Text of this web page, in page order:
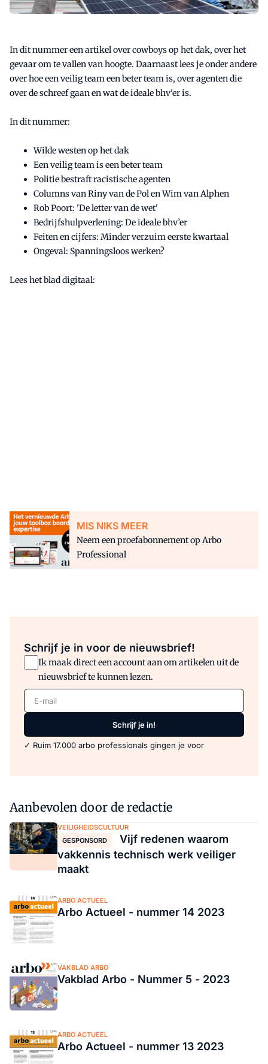
In dit nummer een artikel over cowboys op het dak, over het
gevaar om te vallen van hoogte. Daarnaast lees je onder andere
over hoe een veilig team een beter team is, over agenten die
over de schreef gaan en wat de ideale bhv'er is.
In dit nummer:
Wilde westen op het dak
Een veilig team is een beter team
Politie bestraft racistische agenten
Columns van Riny van de Pol en Wim van Alphen
Rob Poort: 'De letter van de wet'
Bedrijfshulpverlening: De ideale bhv’er
Feiten en cijfers: Minder verzuim eerste kwartaal
Ongeval: Spanningsloos werken?
Lees het blad digitaal:
MIS NIKS MEER
Neem een proefabonnement op Arbo
Professional
Schrijf je in voor de nieuwsbrief!
Ik maak direct een account aan om artikelen uit de
nieuwsbrief te kunnen lezen.
E-mail
Schrijf je in!
✓ Ruim 17.000 arbo professionals gingen je voor
Aanbevolen door de redactie
VEILIGHEIDSCULTUUR
GESPONSORD
Vijf redenen waarom
vakkennis technisch werk veiliger
maakt
ARBO ACTUEEL
Arbo Actueel - nummer 14 2023
VAKBLAD ARBO
Vakblad Arbo - Nummer 5 - 2023
ARBO ACTUEEL
Arbo Actueel - nummer 13 2023